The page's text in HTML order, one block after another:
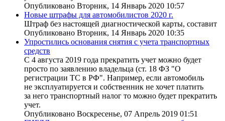
Опубликовано Вторник, 14 Январь 2020 10:57
Новые штрафы для автомобилистов 2020 г.
Штраф без настоящей диагностической карты, составит
Опубликовано Вторник, 14 Январь 2020 10:35
Упростились основания снятия с учета транспортных
средств
С 4 августа 2019 года прекратить учет можно будет
просто по заявлению владельца (ст. 18 ФЗ "О
регистрации ТС в РФ". Например, если автомобиль
не эксплуатируется и собственник не хочет платить
за него транспортный налог то можно будет прекратить
учет.
Опубликовано Воскресенье, 07 Апрель 2019 01:51